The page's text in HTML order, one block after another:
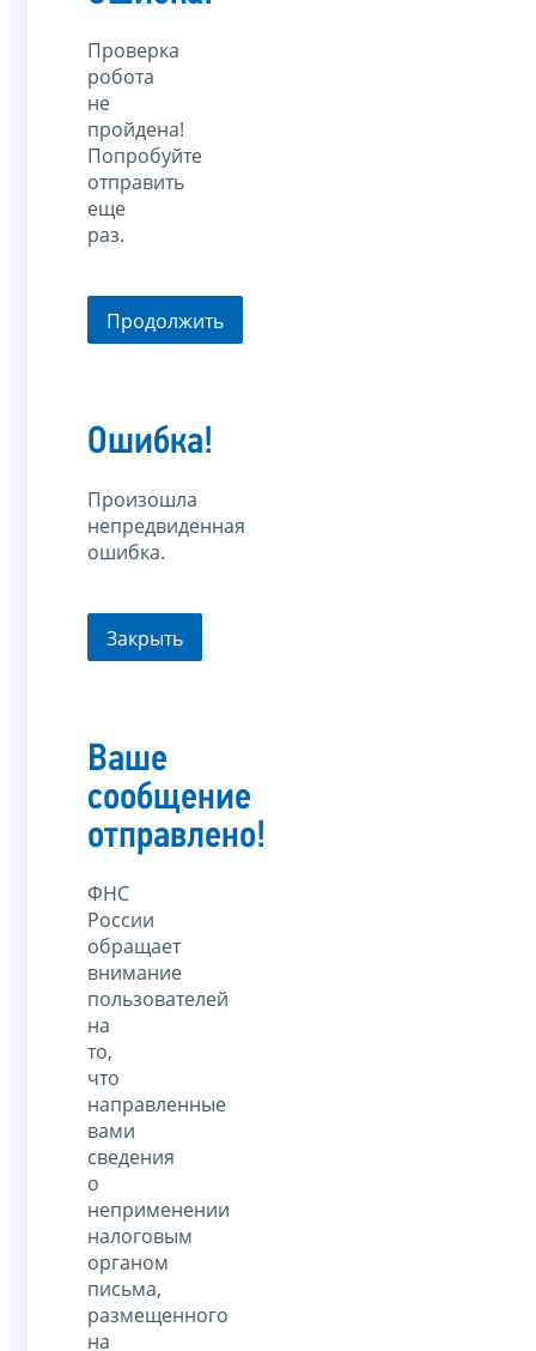
Проверка
робота
не
пройдена!
Попробуйте
отправить
еще
раз.
Продолжить
Ошибка!
Произошла
непредвиденная
ошибка.
Закрыть
Ваше
сообщение
отправлено!
ФНС
России
обращает
внимание
пользователей
на
то,
что
направленные
вами
сведения
о
неприменении
налоговым
органом
письма,
размещенного
на